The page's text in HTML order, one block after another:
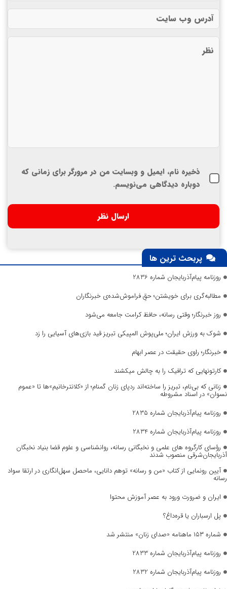
ذخیره نام، ایمیل و وبسایت من در مرورگر برای زمانی که
دوباره دیدگاهی می‌نویسم.
پربحث ترین ها
روزنامه پیام‌آذربایجان شماره 2836
مطالبه‌گری برای خویشتن؛ حقِ فراموش‌شده‌ی خبرنگاران
روز خبرنگار؛ وقتی رسانه، حافظ کرامت جامعه می‌شود
شوک به ورزش ایران؛ ملی‌پوش المپیکی تبریز قید بازی‌های آسیایی را زد
خبرنگار؛ راوی حقیقت در عصر ابهام
کارتونهایی که ترافیک را به چالش میکشند
زنانی که بی‌نام، تبریز را ساخته‌اند ردپای زنان گمنام؛ از «کلانترخانیم»ها تا «عموم
نسوان» در اسناد مشروطه
روزنامه پیام‌آذربایجان شماره 2835
روزنامه پیام‌آذربایجان شماره 2834
رؤسای کارگروه های علمی و نخبگانی رسانه، روانشناسی و علوم قضا بنیاد نخبگان
آذربایجان‌شرقی منصوب شدند
آیین رونمایی از کتاب «من و رسانه» توهم دانایی، ماحصل سهل‌انگاری در ارتقا سواد
رسانه
ایران و ضرورت ورود به عصر آموزش محتوا
پل ارسباران یا قره‌داغ؟
شماره ۱۵۳ ماهنامه «صدای زنان» منتشر شد
روزنامه پیام‌آذربایجان شماره 2833
روزنامه پیام‌آذربایجان شماره 2832